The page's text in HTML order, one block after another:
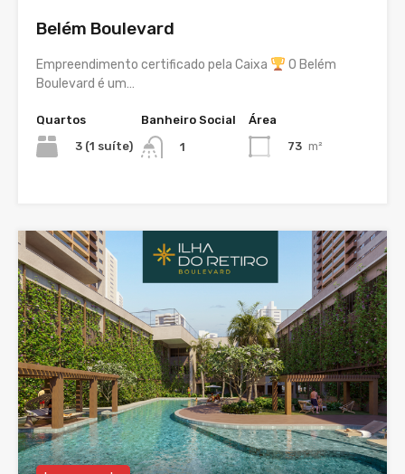
Belém Boulevard
Empreendimento certificado pela Caixa
O Belém
Boulevard é um…
Quartos
3 (1 suíte)
Banheiro Social
1
Área
73 m²